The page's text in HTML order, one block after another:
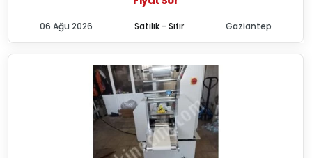
Satılık - Sıfır
06 Ağu 2026 Gaziantep